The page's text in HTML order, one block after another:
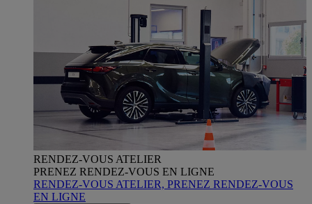
RENDEZ-VOUS ATELIER
PRENEZ RENDEZ-VOUS EN LIGNE
RENDEZ-VOUS ATELIER, PRENEZ RENDEZ-VOUS
EN LIGNE